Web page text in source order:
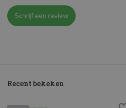
Schrijf een review
Recent bekeken